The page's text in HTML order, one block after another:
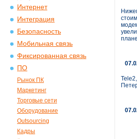
Интернет
Интеграция
Безопасность
Мобильная связь
Фиксированная связь
ПО
Рынок ПК
Маркетинг
Торговые сети
Оборудование
Outsourcing
Кадры